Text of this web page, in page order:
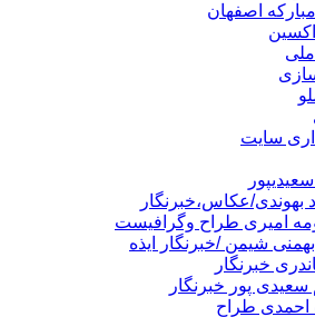
مبارکه اصفهان
اکسین
سایت
بهوندی/عکاس،خبرنگار
امیری طراح وگرافیست
شیمن /خبرنگار ایذه
خبرنگار
پور خبرنگار
احمدی طراح